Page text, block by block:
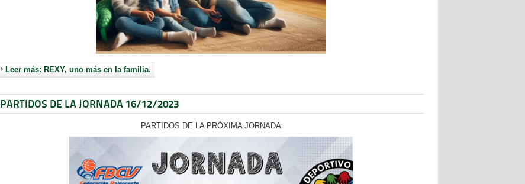
Leer más: REXY, uno más en la familia.
PARTIDOS DE LA JORNADA 16/12/2023
PARTIDOS DE LA PRÓXIMA JORNADA